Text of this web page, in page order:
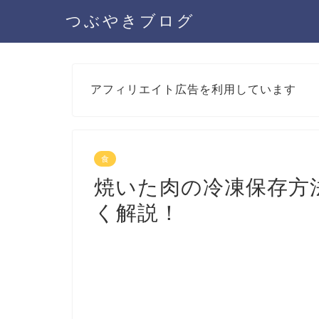
つぶやきブログ
アフィリエイト広告を利用しています
食
焼いた肉の冷凍保存
く解説！